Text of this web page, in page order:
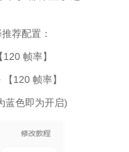
荐配置：
帧率】
120 帧率】
蓝色即为开启)